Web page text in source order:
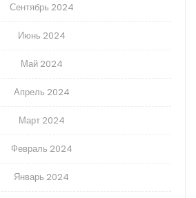
Сентябрь 2024
Июнь 2024
Май 2024
Апрель 2024
Март 2024
Февраль 2024
Январь 2024